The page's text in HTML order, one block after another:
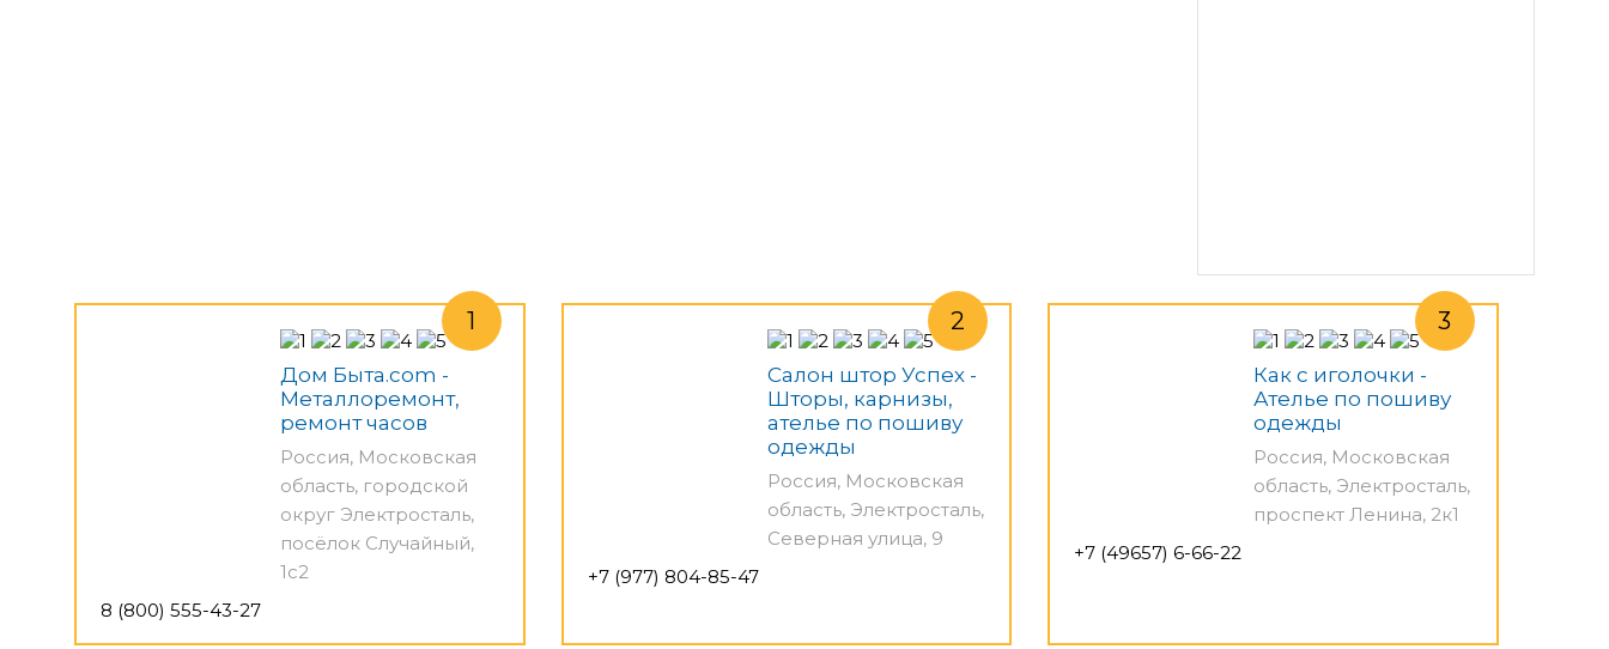
Дом Быта.com -
Металлоремонт,
ремонт часов
Россия, Московская
область, городской
округ Электросталь,
посёлок Случайный,
1с2
8 (800) 555-43-27
Салон штор Успех -
Шторы, карнизы,
ателье по пошиву
одежды
Россия, Московская
область, Электросталь,
Северная улица, 9
+7 (977) 804-85-47
Как с иголочки -
Ателье по пошиву
одежды
Россия, Московская
область, Электросталь,
проспект Ленина, 2к1
+7 (49657) 6-66-22